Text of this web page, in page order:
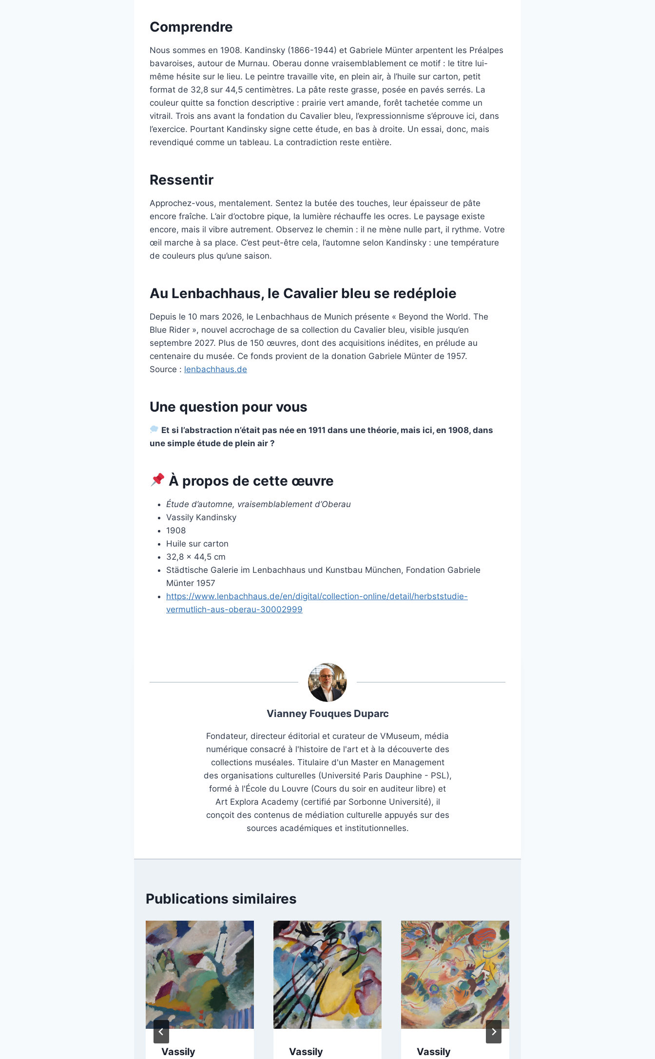
Comprendre
Nous sommes en 1908. Kandinsky (1866-1944) et Gabriele Münter arpentent les Préalpes
bavaroises, autour de Murnau. Oberau donne vraisemblablement ce motif : le titre lui-
même hésite sur le lieu. Le peintre travaille vite, en plein air, à l’huile sur carton, petit
format de 32,8 sur 44,5 centimètres. La pâte reste grasse, posée en pavés serrés. La
couleur quitte sa fonction descriptive : prairie vert amande, forêt tachetée comme un
vitrail. Trois ans avant la fondation du Cavalier bleu, l’expressionnisme s’éprouve ici, dans
l’exercice. Pourtant Kandinsky signe cette étude, en bas à droite. Un essai, donc, mais
revendiqué comme un tableau. La contradiction reste entière.
Ressentir
Approchez-vous, mentalement. Sentez la butée des touches, leur épaisseur de pâte
encore fraîche. L’air d’octobre pique, la lumière réchauffe les ocres. Le paysage existe
encore, mais il vibre autrement. Observez le chemin : il ne mène nulle part, il rythme. Votre
œil marche à sa place. C’est peut-être cela, l’automne selon Kandinsky : une température
de couleurs plus qu’une saison.
Au Lenbachhaus, le Cavalier bleu se redéploie
Depuis le 10 mars 2026, le Lenbachhaus de Munich présente « Beyond the World. The
Blue Rider », nouvel accrochage de sa collection du Cavalier bleu, visible jusqu’en
septembre 2027. Plus de 150 œuvres, dont des acquisitions inédites, en prélude au
centenaire du musée. Ce fonds provient de la donation Gabriele Münter de 1957.
Source : lenbachhaus.de
Une question pour vous
Et si l’abstraction n’était pas née en 1911 dans une théorie, mais ici, en 1908, dans
une simple étude de plein air ?
À propos de cette œuvre
Étude d’automne, vraisemblablement d’Oberau
Vassily Kandinsky
1908
Huile sur carton
32,8 × 44,5 cm
Städtische Galerie im Lenbachhaus und Kunstbau München, Fondation Gabriele
Münter 1957
https://www.lenbachhaus.de/en/digital/collection-online/detail/herbststudie-
vermutlich-aus-oberau-30002999
Vianney Fouques Duparc
Fondateur, directeur éditorial et curateur de VMuseum, média
numérique consacré à l'histoire de l'art et à la découverte des
collections muséales. Titulaire d'un Master en Management
des organisations culturelles (Université Paris Dauphine - PSL),
formé à l'École du Louvre (Cours du soir en auditeur libre) et
Art Explora Academy (certifié par Sorbonne Université), il
conçoit des contenus de médiation culturelle appuyés sur des
sources académiques et institutionnelles.
Publications similaires
Vassily Vassily Vassily